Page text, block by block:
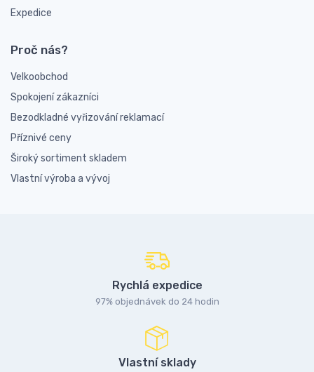
Expedice
Proč nás?
Velkoobchod
Spokojení zákazníci
Bezodkladné vyřizování reklamací
Příznivé ceny
Široký sortiment skladem
Vlastní výroba a vývoj
Rychlá expedice
97% objednávek do 24 hodin
Vlastní sklady